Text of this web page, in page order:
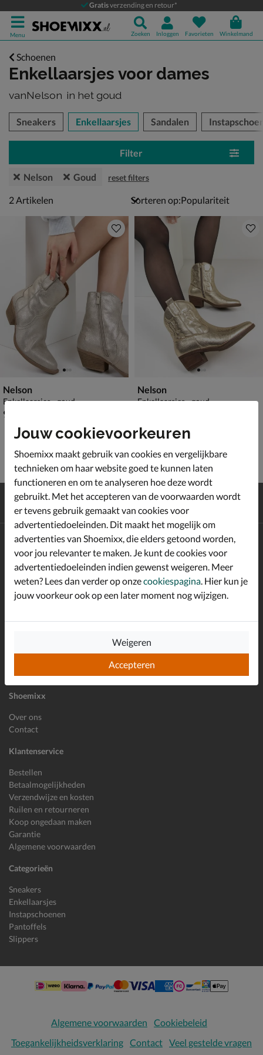
Gratisverzending en retour*
Menu Zoeken Inloggen Favorieten Winkelmand
Schoenen
Enkellaarsjes voor dames
vanNelson in het goud
over
Sneakers Enkellaarsjes Sandalen
Filter
Nelson Goud reset filters
2 artikelen
2Artikelen Sorteren op:
Nelson
Enkellaarsjes - goud
€ 99,99
99
Nelson
Enkellaarsjes - goud
Gratisverzending en retour*
Achterafbetalen
Shoemixx
Over ons
Contact
Klantenservice
Bestellen
Betaalmogelijkheden
Verzendwijze en kosten
Ruilen en retourneren
Koop ongedaan maken
Garantie
Algemene voorwaarden
Categorieën
Sneakers
Enkellaarsjes
Instapschoenen
Pantoffels
Slippers
Altijd op de hoogte zijn?
Schrijf je in voor de Shoemixx nieuwsbrief en ontvang €10,-
welkomstkorting!
Inschrijven
Algemene voorwaarden
Cookiebeleid
Toegankelijkheidsverklaring Contact Veel gestelde vragen
Jouw cookievoorkeuren
Shoemixx maakt gebruik van cookies en vergelijkbare
technieken om haar website goed te kunnen laten
functioneren en om te analyseren hoe deze wordt
gebruikt. Met het accepteren van de voorwaarden wordt
er tevens gebruik gemaakt van cookies voor
advertentiedoeleinden. Dit maakt het mogelijk om
advertenties van Shoemixx, die elders getoond worden,
voor jou relevanter te maken. Je kunt de cookies voor
advertentiedoeleinden indien gewenst weigeren. Meer
weten? Lees dan verder op onzecookiespagina. Hier kun je
jouw voorkeur ook op een later moment nog wijzigen.
Accepteren
Weigeren